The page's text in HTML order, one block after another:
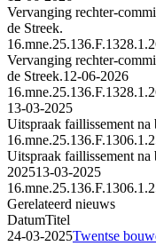
Vervanging rechter-
de Streek.
Vervanging rechter-
de Streek.12-06-2026
13-03-2025
Uitspraak faillissement na
Uitspraak faillissement na
202513-03-2025
Gerelateerd nieuws
DatumTitel
24-03-2025Twentse